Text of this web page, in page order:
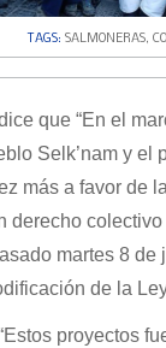
TAGS: SALMONERAS,
que “En el
Selk’nam y el
más a favor de
derecho
martes 8 de
de la
proyectos